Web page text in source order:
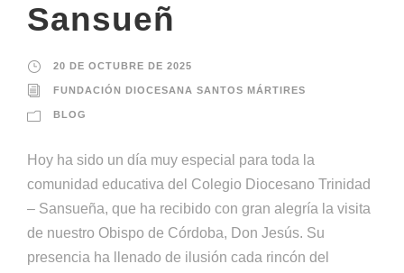
Sansueñ
20 DE OCTUBRE DE 2025
FUNDACIÓN DIOCESANA SANTOS MÁRTIRES
BLOG
Hoy ha sido un día muy especial para toda la
comunidad educativa del Colegio Diocesano Trinidad
– Sansueña, que ha recibido con gran alegría la visita
de nuestro Obispo de Córdoba, Don Jesús. Su
presencia ha llenado de ilusión cada rincón del